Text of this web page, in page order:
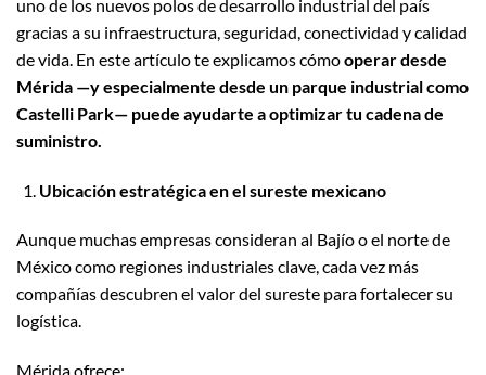
uno de los nuevos polos de desarrollo industrial del país
gracias a su infraestructura, seguridad, conectividad y calidad
de vida. En este artículo te explicamos cómooperar desde
Mérida —y especialmente desde un parque industrial como
Castelli Park— puede ayudarte a optimizar tu cadena de
suministro.
Ubicación estratégica en el sureste mexicano
Aunque muchas empresas consideran al Bajío o el norte de
México como regiones industriales clave, cada vez más
compañías descubren el valor del sureste para fortalecer su
logística.
Mérida ofrece: